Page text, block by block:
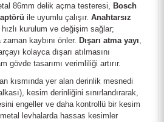
86mm delik açma testeresi, Bosch
ile uyumlu çalışır. Anahtarsız
, hızlı kurulum ve değişim sağlar;
kaybını önler. Dışarı atma yayı
kolayca dışarı atılmasını
gövde tasarımı verimliliği artırır.
kısmında yer alan derinlik mesnedi
kesim derinliğini sınırlandırarak,
engeller ve daha kontrollü bir kesim
levhalarda hassas kesimler